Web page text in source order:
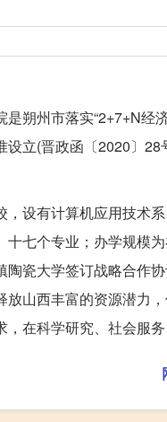
朔州市落实“2+7+N经
设立(晋政函〔2020〕
设有计算机应用技术
十七个专业；办学规模
陶瓷大学签订战略合作
山西丰富的资源潜力
在科学研究、社会服